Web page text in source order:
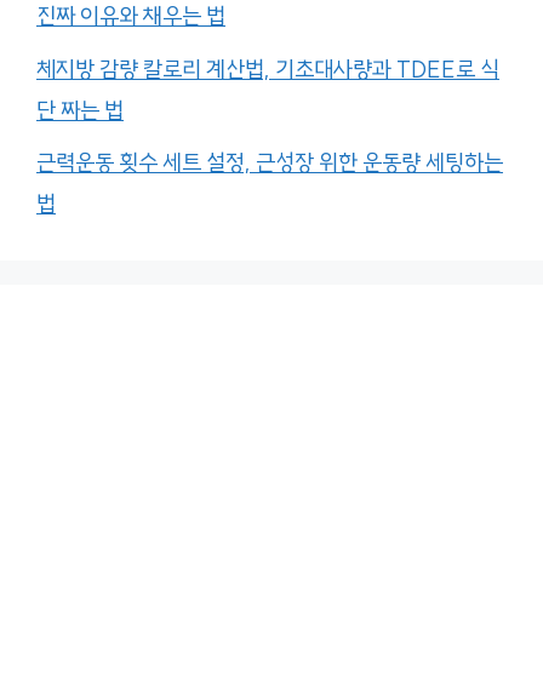
진짜 이유와 채우는 법
체지방 감량 칼로리 계산법, 기초대사량과 TDEE로 식
단 짜는 법
근력운동 횟수 세트 설정, 근성장 위한 운동량 세팅하는
법